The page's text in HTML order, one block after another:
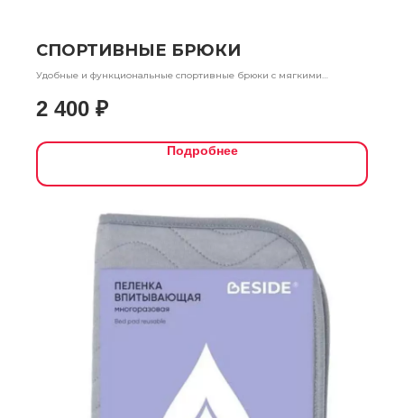
СПОРТИВНЫЕ БРЮКИ
Удобные и функциональные спортивные брюки с мягкими
длительном ношении, легко надеваются благодаря универсальной
посадке и мягкой ткани. Идеальны для повседневной активности и
2 400 ₽
Подробнее